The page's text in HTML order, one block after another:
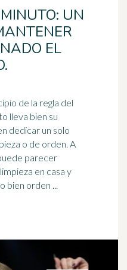
UN
EL
de la regla del
lleva bien su
dedicar un solo
o de orden. A
parecer
en casa y
bien orden ...